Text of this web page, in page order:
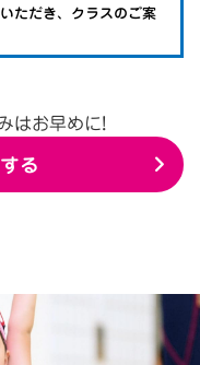
ただき、クラスのご案
はお早めに!
る